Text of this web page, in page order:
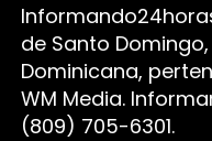
Informando24h
de Santo
Dominicana,
WM Media. I
(809) 705-6301.